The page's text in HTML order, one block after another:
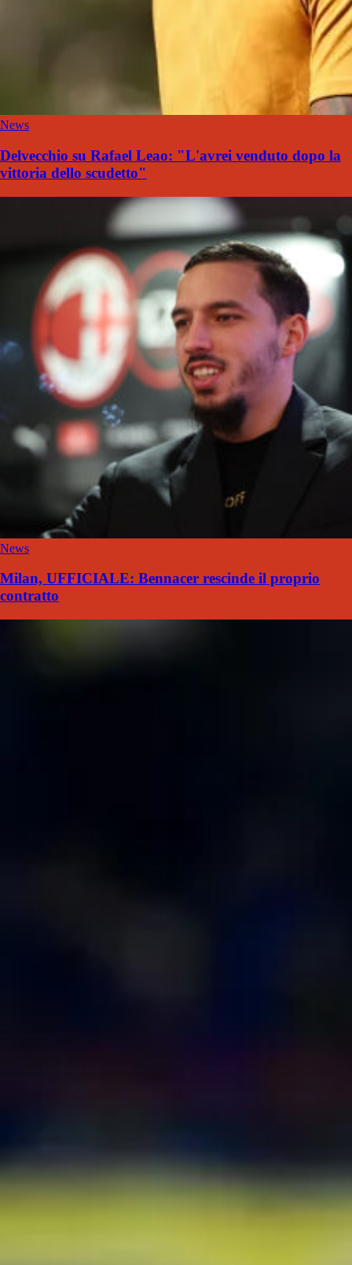
News
Delvecchio su Rafael Leao: "L'avrei venduto dopo la
vittoria dello scudetto"
News
Milan, UFFICIALE: Bennacer rescinde il proprio
contratto